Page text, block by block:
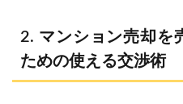
マンション売却を
ための使える交渉術